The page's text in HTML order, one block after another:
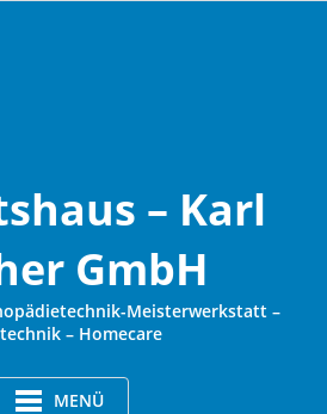
– Karl
GmbH
Meisterwerkstatt –
– Homecare
MENÜ